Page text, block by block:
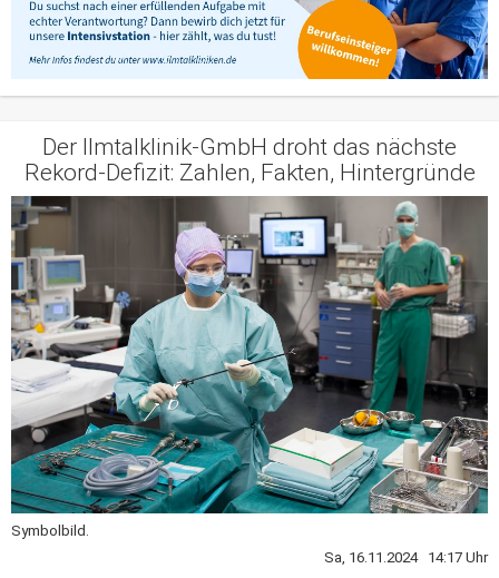
Der Ilmtalklinik-GmbH droht das nächste
Rekord-Defizit: Zahlen, Fakten, Hintergründe
Symbolbild.
Sa, 16.11.2024 14:17 Uhr